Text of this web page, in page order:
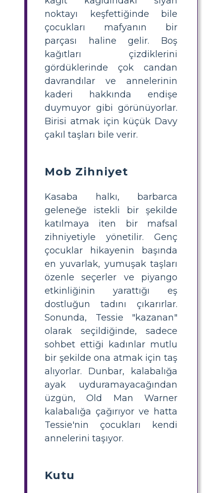
noktayı keşfettiğinde bile
çocukları mafyanın bir
parçası haline gelir. Boş
kağıtları çizdiklerini
gördüklerinde çok candan
davrandılar ve annelerinin
kaderi hakkında endişe
duymuyor gibi görünüyorlar.
Birisi atmak için küçük Davy
çakıl taşları bile verir.
Mob Zihniyet
Kasaba halkı, barbarca
geleneğe istekli bir şekilde
katılmaya iten bir mafsal
zihniyetiyle yönetilir. Genç
çocuklar hikayenin başında
en yuvarlak, yumuşak taşları
özenle seçerler ve piyango
etkinliğinin yarattığı eş
dostluğun tadını çıkarırlar.
Sonunda, Tessie "kazanan"
olarak seçildiğinde, sadece
sohbet ettiği kadınlar mutlu
bir şekilde ona atmak için taş
alıyorlar. Dunbar, kalabalığa
ayak uyduramayacağından
üzgün, Old Man Warner
kalabalığa çağırıyor ve hatta
Tessie'nin çocukları kendi
annelerini taşıyor.
Kutu